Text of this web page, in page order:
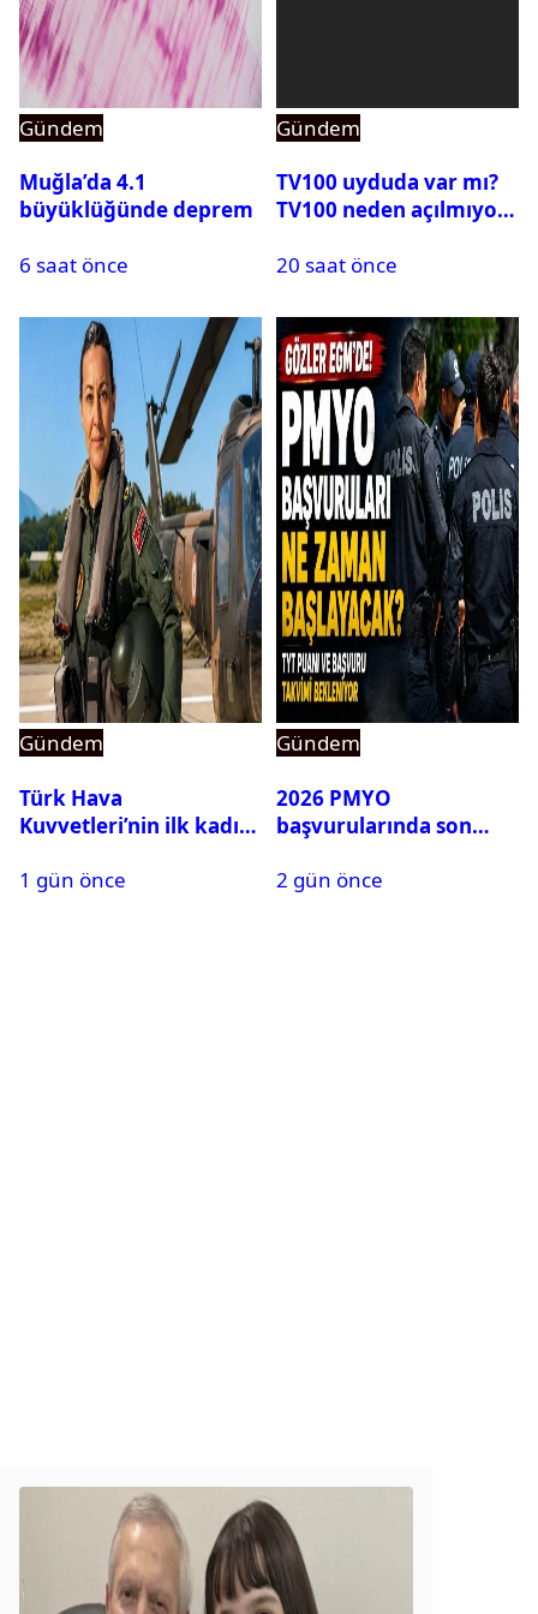
Gündem
Muğla’da 4.1
büyüklüğünde deprem
6 saat önce
Gündem
TV100 uyduda var mı?
TV100 neden açılmıyor?
20 saat önce
Gündem
Türk Hava
Kuvvetleri’nin ilk kadın
Karapınar hakkında
1 gün önce
Gündem
2026 PMYO
başvurularında son
2 gün önce